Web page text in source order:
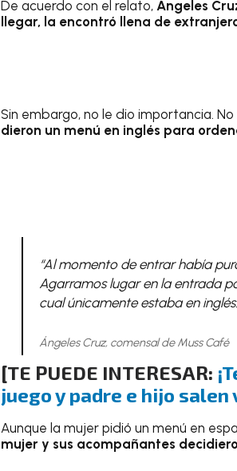
De acuerdo con el relato, Ángeles
llegar, la encontró llena de
Sin embargo, no le dio importancia.
dieron un menú en inglés para
“Al momento de entrar había
Agarramos lugar en la entrada
cual únicamente estaba en
Ángeles Cruz, comensal de Muss Café
[TE PUEDE INTERESAR:
juego y padre e hijo salen
Aunque la mujer pidió un menú en
mujer y sus acompañantes